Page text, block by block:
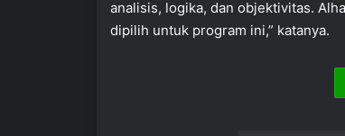
analisis, logika, dan objektivitas.
dipilih untuk program ini,” katanya.